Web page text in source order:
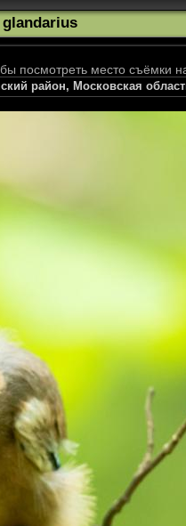
glandarius
посмотреть место съёмки
район, Московская